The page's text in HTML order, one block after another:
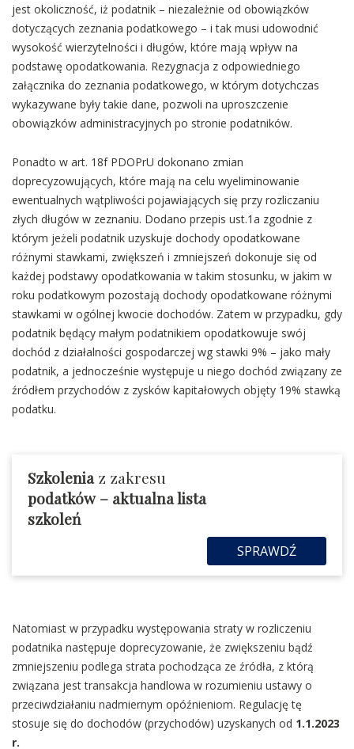
jest okoliczność, iż podatnik – niezależnie od obowiązków
dotyczących zeznania podatkowego – i tak musi udowodnić
wysokość wierzytelności i długów, które mają wpływ na
podstawę opodatkowania. Rezygnacja z odpowiedniego
załącznika do zeznania podatkowego, w którym dotychczas
wykazywane były takie dane, pozwoli na uproszczenie
obowiązków administracyjnych po stronie podatników.
Ponadto w art. 18f PDOPrU dokonano zmian
doprecyzowujących, które mają na celu wyeliminowanie
ewentualnych wątpliwości pojawiających się przy rozliczaniu
złych długów w zeznaniu. Dodano przepis ust.1a zgodnie z
którym jeżeli podatnik uzyskuje dochody opodatkowane
różnymi stawkami, zwiększeń i zmniejszeń dokonuje się od
każdej podstawy opodatkowania w takim stosunku, w jakim w
roku podatkowym pozostają dochody opodatkowane różnymi
stawkami w ogólnej kwocie dochodów. Zatem w przypadku, gdy
podatnik będący małym podatnikiem opodatkowuje swój
dochód z działalności gospodarczej wg stawki 9% – jako mały
podatnik, a jednocześnie występuje u niego dochód związany ze
źródłem przychodów z zysków kapitałowych objęty 19% stawką
podatku.
Szkoleniaz zakresu
podatków– aktualna lista
szkoleń
SPRAWDŹ
Natomiast w przypadku występowania straty w rozliczeniu
podatnika następuje doprecyzowanie, że zwiększeniu bądź
zmniejszeniu podlega strata pochodząca ze źródła, z którą
związana jest transakcja handlowa w rozumieniu ustawy o
przeciwdziałaniu nadmiernym opóźnieniom. Regulację tę
stosuje się do dochodów (przychodów) uzyskanych od 1.1.2023
r.